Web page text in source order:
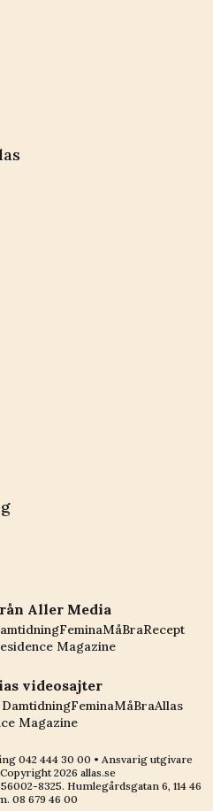
Aller Media
FeminaMåBraRecept
Magazine
videosajter
DamtidningFeminaMåBraAllas
Magazine
042 444 30 00 • Ansvarig utgivare
2026 allas.se
8325. Humlegårdsgatan 6, 114 46
08 679 46 00